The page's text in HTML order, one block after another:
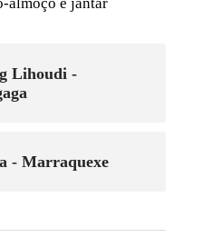
almoço e jantar
Lihoudi -
- Marraquexe